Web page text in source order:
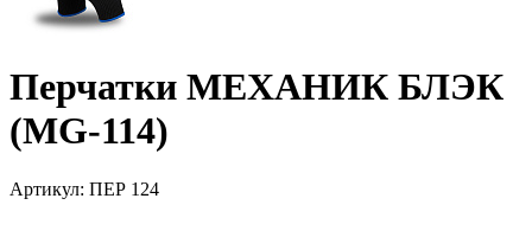
Перчатки МЕХАНИК БЛЭК
(MG-114)
Артикул: ПЕР 124